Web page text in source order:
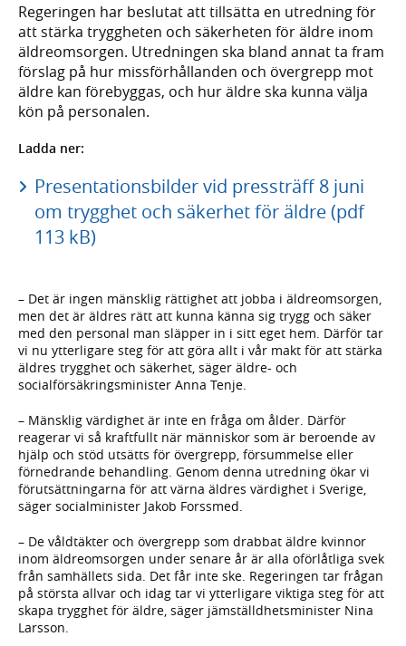
Regeringen har beslutat att tillsätta en utredning för
att stärka tryggheten och säkerheten för äldre inom
äldreomsorgen. Utredningen ska bland annat ta fram
förslag på hur missförhållanden och övergrepp mot
äldre kan förebyggas, och hur äldre ska kunna välja
kön på personalen.
Ladda ner:
Presentationsbilder vid pressträff 8 juni
om trygghet och säkerhet för äldre (pdf
113 kB)
– Det är ingen mänsklig rättighet att jobba i äldreomsorgen,
men det är äldres rätt att kunna känna sig trygg och säker
med den personal man släpper in i sitt eget hem. Därför tar
vi nu ytterligare steg för att göra allt i vår makt för att stärka
äldres trygghet och säkerhet, säger äldre- och
socialförsäkringsminister Anna Tenje.
– Mänsklig värdighet är inte en fråga om ålder. Därför
reagerar vi så kraftfullt när människor som är beroende av
hjälp och stöd utsätts för övergrepp, försummelse eller
förnedrande behandling. Genom denna utredning ökar vi
förutsättningarna för att värna äldres värdighet i Sverige,
säger socialminister Jakob Forssmed.
– De våldtäkter och övergrepp som drabbat äldre kvinnor
inom äldreomsorgen under senare år är alla oförlåtliga svek
från samhällets sida. Det får inte ske. Regeringen tar frågan
på största allvar och idag tar vi ytterligare viktiga steg för att
skapa trygghet för äldre, säger jämställdhetsminister Nina
Larsson.